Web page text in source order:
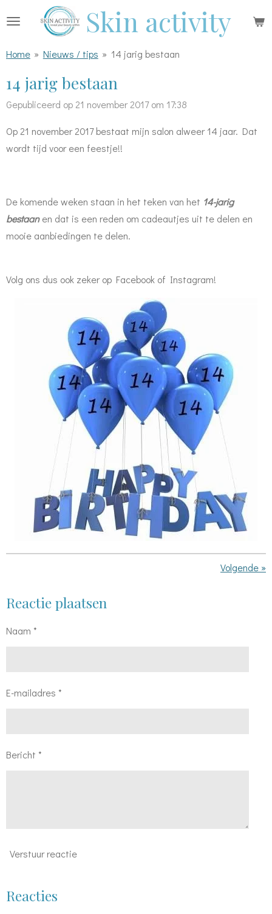
hoofdinhoud
Skin activity
Home » Nieuws / tips » 14 jarig bestaan
14 jarig bestaan
Gepubliceerd op 21 november 2017 om 17:38
Op 21 november 2017 bestaat mijn salon alweer 14 jaar. Dat
wordt tijd voor een feestje!!
De komende weken staan in het teken van het 14-jarig
bestaanen dat is een reden om cadeautjes uit te delen en
mooie aanbiedingen te delen.
Volg ons dus ook zeker op Facebook of Instagram!
Volgende »
Reactie plaatsen
Naam *
E-mailadres *
Bericht *
Verstuur reactie
Reacties